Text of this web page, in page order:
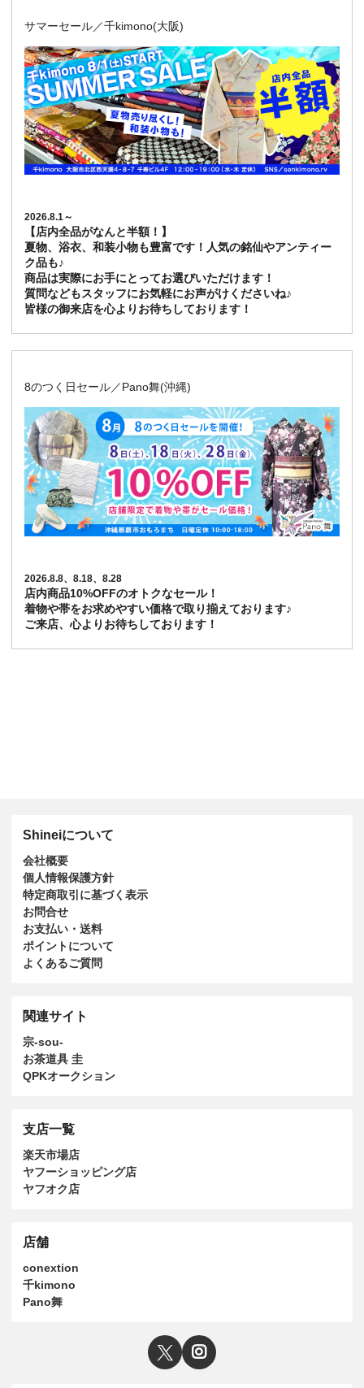
サマーセール／千kimono(大阪)
2026.8.1～
【店内全品がなんと半額！】
夏物、浴衣、和装小物も豊富です！人気の銘仙やアンティー
ク品も♪
商品は実際にお手にとってお選びいただけます！
質問などもスタッフにお気軽にお声がけくださいね♪
皆様の御来店を心よりお待ちしております！
8のつく日セール／Pano舞(沖縄)
2026.8.8、8.18、8.28
店内商品10%OFFのオトクなセール！
着物や帯をお求めやすい価格で取り揃えております♪
ご来店、心よりお待ちしております！
Shineiについて
会社概要
個人情報保護方針
特定商取引に基づく表示
お問合せ
お支払い・送料
ポイントについて
よくあるご質問
関連サイト
宗-sou-
お茶道具 圭
QPKオークション
支店一覧
楽天市場店
ヤフーショッピング店
ヤフオク店
店舗
conextion
千kimono
Pano舞